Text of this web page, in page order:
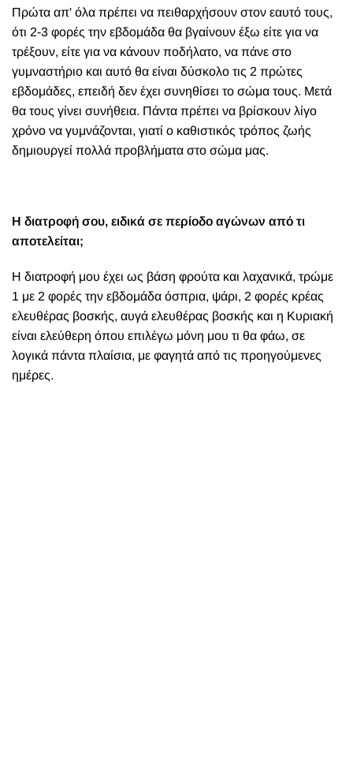
Πρώτα απ' όλα πρέπει να πειθαρχήσουν στον εαυτό τους,
ότι 2-3 φορές την εβδομάδα θα βγαίνουν έξω είτε για να
τρέξουν, είτε για να κάνουν ποδήλατο, να πάνε στο
γυμναστήριο και αυτό θα είναι δύσκολο τις 2 πρώτες
εβδομάδες, επειδή δεν έχει συνηθίσει το σώμα τους. Μετά
θα τους γίνει συνήθεια. Πάντα πρέπει να βρίσκουν λίγο
χρόνο να γυμνάζονται, γιατί ο καθιστικός τρόπος ζωής
δημιουργεί πολλά προβλήματα στο σώμα μας.
Η διατροφή σου, ειδικά σε περίοδο αγώνων από τι
αποτελείται;
Η διατροφή μου έχει ως βάση φρούτα και λαχανικά, τρώμε
1 με 2 φορές την εβδομάδα όσπρια, ψάρι, 2 φορές κρέας
ελευθέρας βοσκής, αυγά ελευθέρας βοσκής και η Κυριακή
είναι ελεύθερη όπου επιλέγω μόνη μου τι θα φάω, σε
λογικά πάντα πλαίσια, με φαγητά από τις προηγούμενες
ημέρες.